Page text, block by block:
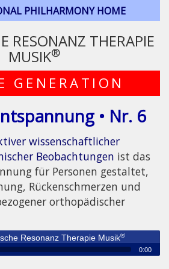
PHILHARMONY HOME
RESONANZ THERAPIE
MUSIK®
GENERATION
• Nr. 6
wissenschaftlicher
Beobachtungen ist das
für Personen gestaltet,
Rückenschmerzen und
orthopädischer
Resonanz Therapie Musik®
0:00